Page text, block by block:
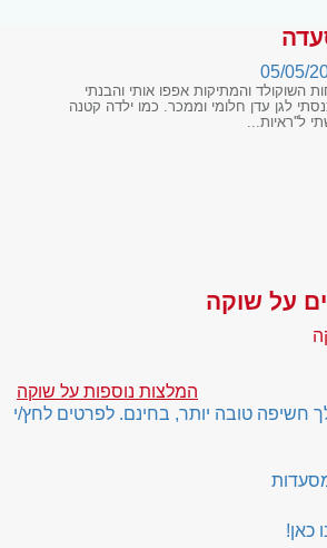
05/05/
השוקולד והמתיקות אפפו אותי והבנתי
לגן עדן חלומי וממכר. כמו ילדה קטנה
ל''ראיות...
על שוקה
המלצות נוספות על שוקה
חשיפה טובה יותר, בחינם. לפרטים לחץ/י
כאן!